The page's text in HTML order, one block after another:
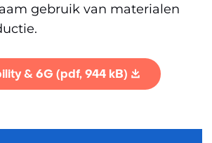
gebruik van materialen
& 6G (pdf, 944 kB)